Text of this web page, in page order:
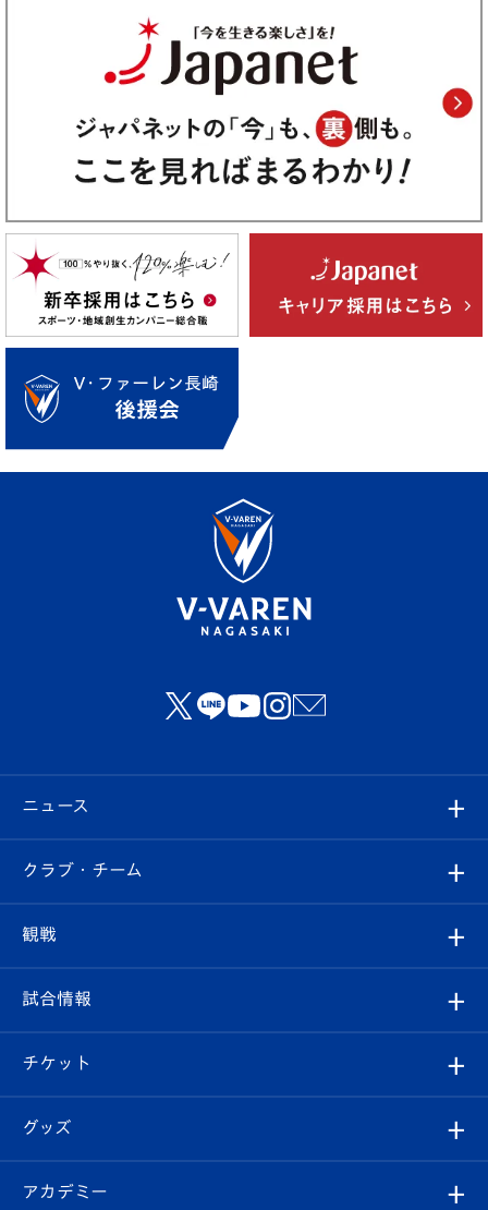
ニュース
すべて
クラブ
試合情報
チケット
イベント
クラブ・チーム
クラブ概要
エンブレム紹介
スタッフプロフィール
観戦
観戦ルール
はじめての観戦ガイド
Revive Team
試合情報
試合日程/結果
フォトギャラリー
チケット
チケット
グッズ
オンラインショップ
アカデミー